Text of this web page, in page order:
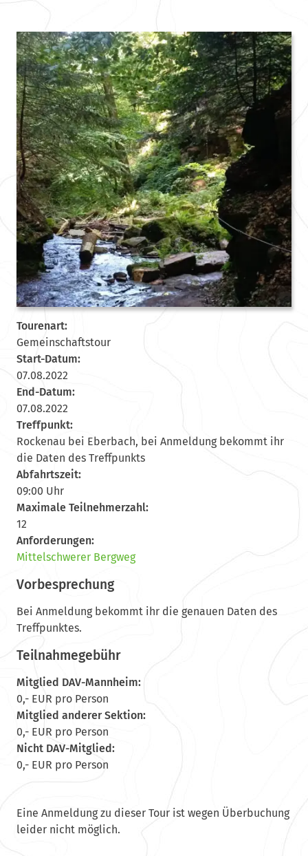
Tourenart:
Gemeinschaftstour
Start-Datum:
07.08.2022
End-Datum:
07.08.2022
Treffpunkt:
Rockenau bei Eberbach, bei Anmeldung bekommt ihr
die Daten des Treffpunkts
Abfahrtszeit:
09:00 Uhr
Maximale Teilnehmerzahl:
12
Anforderungen:
Mittelschwerer Bergweg
Vorbesprechung
Bei Anmeldung bekommt ihr die genauen Daten des
Treffpunktes.
Teilnahmegebühr
Mitglied DAV-Mannheim:
0,- EUR pro Person
Mitglied anderer Sektion:
0,- EUR pro Person
Nicht DAV-Mitglied:
0,- EUR pro Person
Eine Anmeldung zu dieser Tour ist wegen Überbuchung
leider nicht möglich.